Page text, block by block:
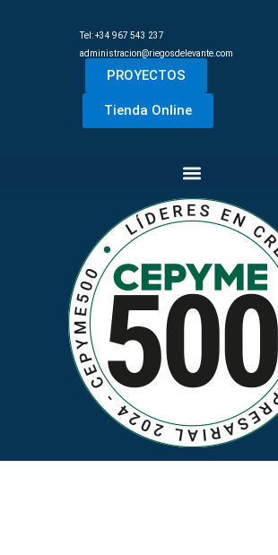
Tel: +34 967 543 237
administracion@riegosdelevante.com
PROYECTOS
Tienda Online